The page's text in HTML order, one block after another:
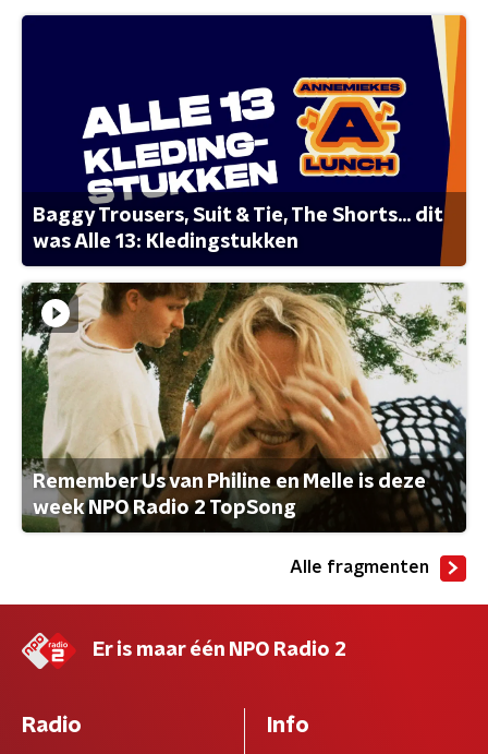
Baggy Trousers, Suit & Tie, The Shorts... dit
was Alle 13: Kledingstukken
Remember Us van Philine en Melle is deze
week NPO Radio 2 TopSong
Alle fragmenten
Er is maar één NPO Radio 2
Radio Info